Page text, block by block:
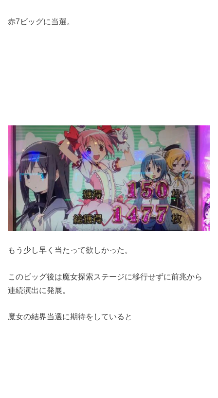
赤7ビッグに当選。
もう少し早く当たって欲しかった。
このビッグ後は魔女探索ステージに移行せずに前兆から
連続演出に発展。
魔女の結界当選に期待をしていると